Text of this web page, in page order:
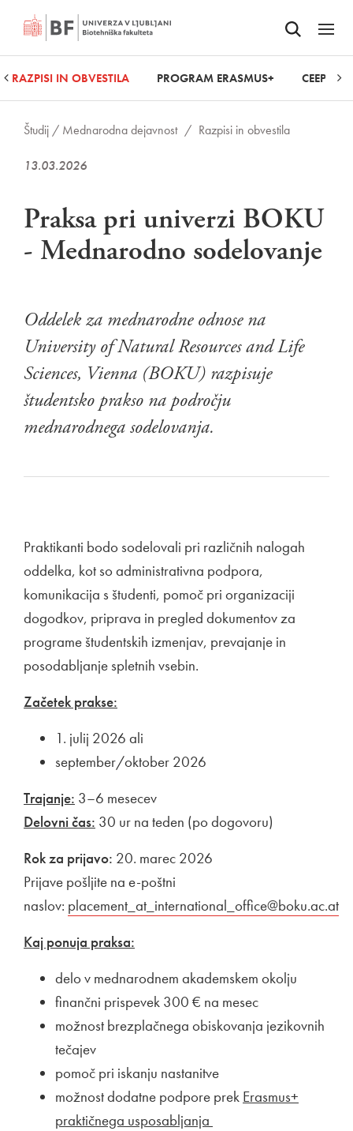
Odpri iskalnik
Odpri
RAZPISI IN OBVESTILA PROGRAM ERASMUS+ CEEPUS
Študij / Mednarodna dejavnost / Razpisi in obvestila
13.03.2026
Praksa pri univerzi BOKU
- Mednarodno sodelovanje
Oddelek za mednarodne odnose na
University of Natural Resources and Life
Sciences, Vienna (BOKU) razpisuje
študentsko prakso na področju
mednarodnega sodelovanja.
Praktikanti bodo sodelovali pri različnih nalogah
oddelka, kot so administrativna podpora,
komunikacija s študenti, pomoč pri organizaciji
dogodkov, priprava in pregled dokumentov za
programe študentskih izmenjav, prevajanje in
posodabljanje spletnih vsebin.
Začetek prakse:
1. julij 2026 ali
september/oktober 2026
Trajanje: 3–6 mesecev
Delovni čas: 30 ur na teden (po dogovoru)
Rok za prijavo: 20. marec 2026
Prijave pošljite na e-poštni
naslov: placement_at_international_office@boku.ac.at
Kaj ponuja praksa:
delo v mednarodnem akademskem okolju
finančni prispevek 300 € na mesec
možnost brezplačnega obiskovanja jezikovnih
tečajev
pomoč pri iskanju nastanitve
možnost dodatne podpore prek Erasmus+
praktičnega usposabljanja